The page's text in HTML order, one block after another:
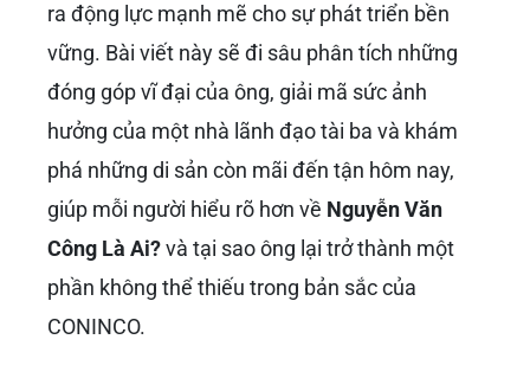
ra động lực mạnh mẽ cho sự phát triển bền
vững. Bài viết này sẽ đi sâu phân tích những
đóng góp vĩ đại của ông, giải mã sức ảnh
hưởng của một nhà lãnh đạo tài ba và khám
phá những di sản còn mãi đến tận hôm nay,
giúp mỗi người hiểu rõ hơn về Nguyễn Văn
Công Là Ai?và tại sao ông lại trở thành một
phần không thể thiếu trong bản sắc của
CONINCO.